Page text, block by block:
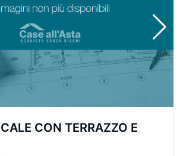
CON TERRAZZO E